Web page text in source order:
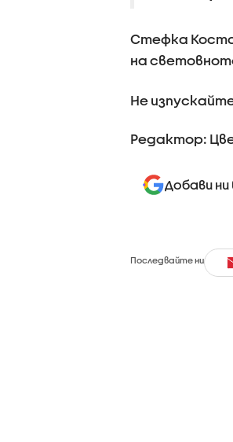
Стефка
на
Не
Редактор:
Добави
Последвайте ни